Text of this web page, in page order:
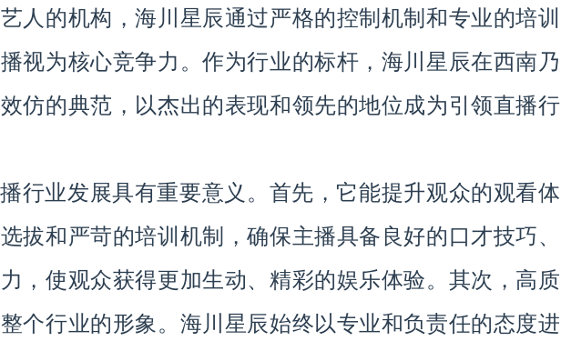
人的机构，海川星辰通过严格的控制机制和专业的培训
视为核心竞争力。作为行业的标杆，海川星辰在西南乃
仿的典范，以杰出的表现和领先的地位成为引领直播行
行业发展具有重要意义。首先，它能提升观众的观看体
拔和严苛的培训机制，确保主播具备良好的口才技巧、
，使观众获得更加生动、精彩的娱乐体验。其次，高质
个行业的形象。海川星辰始终以专业和负责任的态度进